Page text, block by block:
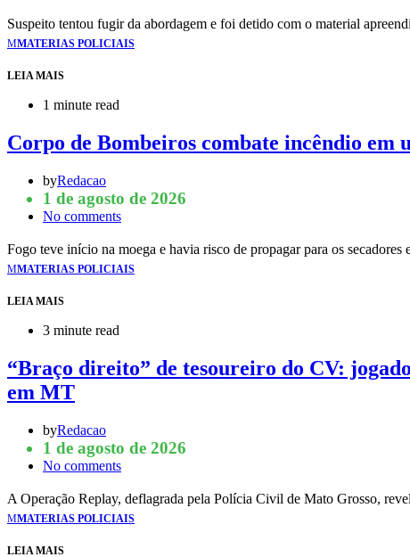
Suspeito tentou fugir da abordagem e foi detido com o material
MMATERIAS POLICIAIS
LEIA MAIS
1 minute read
Corpo de Bombeiros combate incêndio em
byRedacao
1 de agosto de 2026
No comments
Fogo teve início na moega e havia risco de propagar para os
MMATERIAS POLICIAIS
LEIA MAIS
3 minute read
“Braço direito” de tesoureiro do CV:
em MT
byRedacao
1 de agosto de 2026
No comments
A Operação Replay, deflagrada pela Polícia Civil de Mato Grosso,
MMATERIAS POLICIAIS
LEIA MAIS